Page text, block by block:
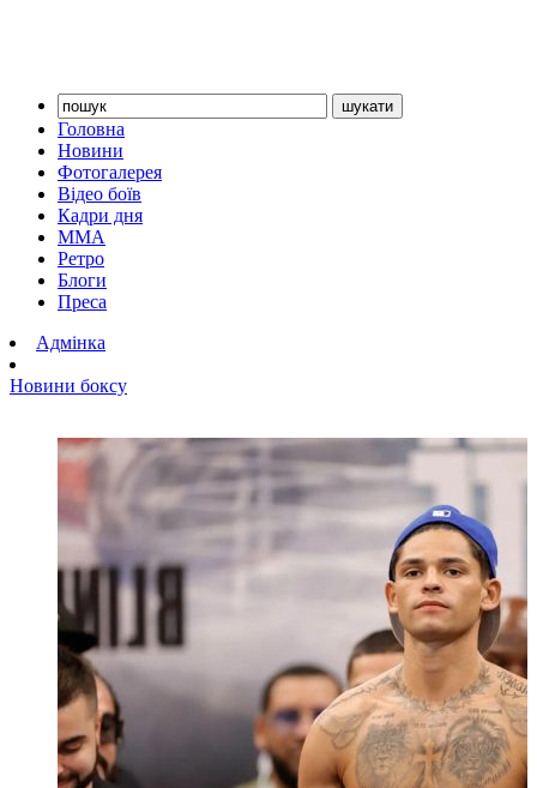
Головна
Новини
Фотогалерея
Відео боїв
Кадри дня
ММА
Ретро
Блоги
Преса
Адмінка
Новини боксу